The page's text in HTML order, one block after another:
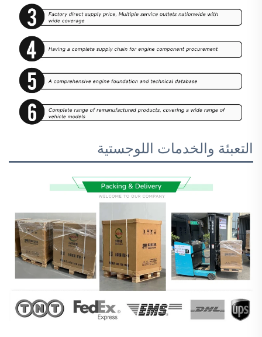
التعبئة والخدمات اللوجستية